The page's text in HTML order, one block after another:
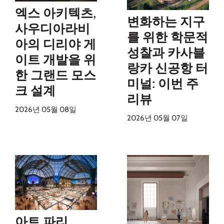
엑스 아키텍츠,
사우디아라비
아의 디리야 게
이트 개발을 위
한 그랜드 모스
크 설계
2026년 05월 08일
변화하는 지구
를 위한 학문적
성찰과 카사블
랑카 신공항 터
미널: 이번 주
리뷰
2026년 05월 07일